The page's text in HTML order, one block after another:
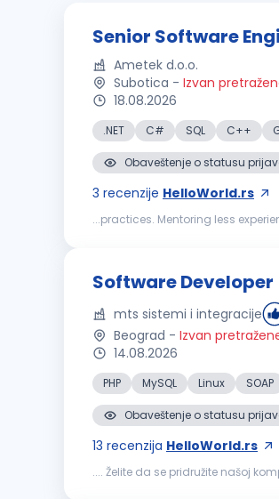
Senior Software
Ametek d.o.o.
Subotica - Izvan
18.08.2026
.NET C# SQL C++
Obaveštenje o statusu
3 recenzije HelloWorld.rs
...practices. Mentoring less
Software Developer
mts sistemi i integracije
Beograd - Izvan
14.08.2026
PHP MySQL Linux SOAP
Obaveštenje o statusu
13 recenzija HelloWorld.rs
.... Želite da se pridružite našoj